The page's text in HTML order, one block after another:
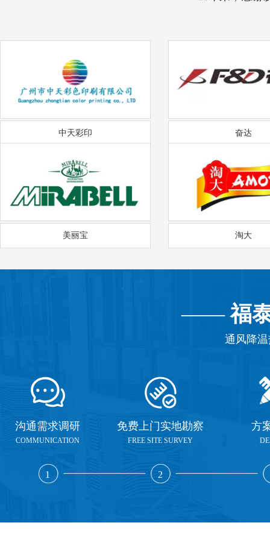
中天彩印 奋达
美丽宝 淘大
——福
通风降
沟通需求调研
COMMUNICATION
1
免费上门实地勘察
FREE SITE SURVEY
2
方